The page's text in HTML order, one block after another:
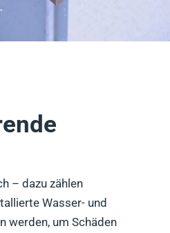
– dazu zählen
Wasser- und
werden, um Schäden